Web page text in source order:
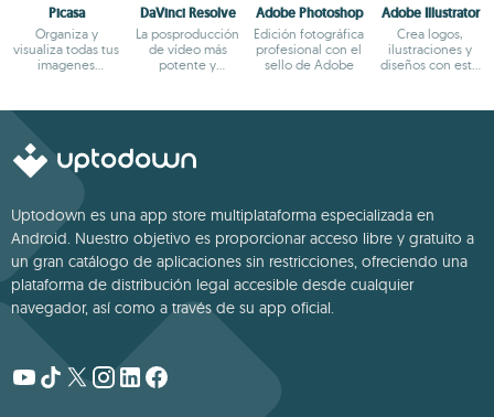
Picasa
Organiza y
visualiza todas tus
imagenes
DaVinci Resolve
La posproducción
de vídeo más
potente y
Adobe Photoshop
Edición fotográfica
profesional con el
sello de Adobe
Adobe Illustrator
Crea logos,
ilustraciones y
diseños con este
Uptodown es una app store multiplataforma especializada en
Android. Nuestro objetivo es proporcionar acceso libre y gratuito a
un gran catálogo de aplicaciones sin restricciones, ofreciendo una
plataforma de distribución legal accesible desde cualquier
navegador, así como a través de su app oficial.